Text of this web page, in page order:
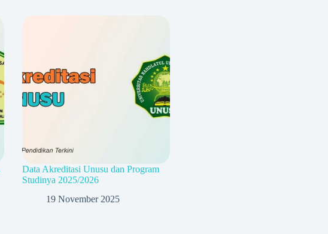
Data Akreditasi Unusu dan Program
Studinya 2025/2026
19 November 2025